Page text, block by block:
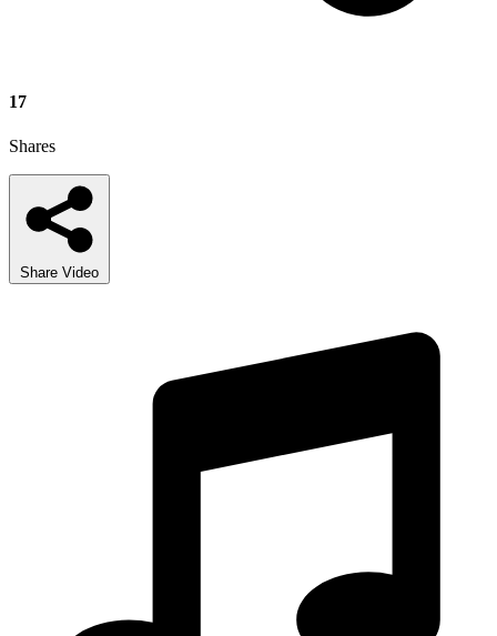
17
Shares
Share Video